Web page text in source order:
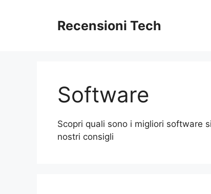
Recensioni Tech
Software
Scopri quali sono i migliori software
nostri consigli